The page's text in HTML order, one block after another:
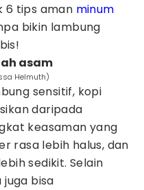
6 tips aman minum
bikin lambung
asam
Helmuth)
sensitif, kopi
daripada
keasaman yang
rasa lebih halus, dan
sedikit. Selain
juga bisa